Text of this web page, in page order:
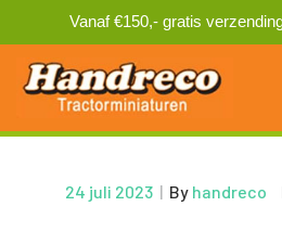
Vanaf €150,- gratis
24 juli 2023 | By handreco